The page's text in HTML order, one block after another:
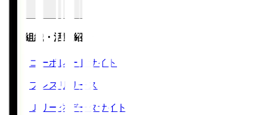
運営組織・活動紹介
コーポレートサイト
プレスリリース
Ｊリーグデータサイト